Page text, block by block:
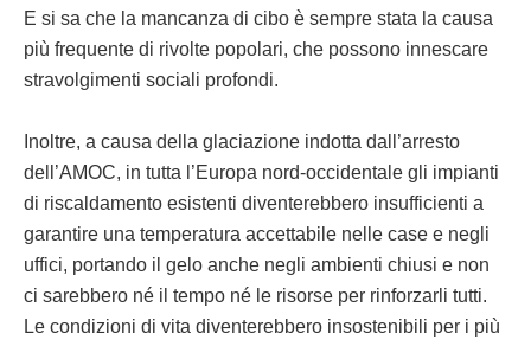
E si sa che la mancanza di cibo è sempre stata la causa
più frequente di rivolte popolari, che possono innescare
stravolgimenti sociali profondi.
Inoltre, a causa della glaciazione indotta dall’arresto
dell’AMOC, in tutta l’Europa nord-occidentale gli impianti
di riscaldamento esistenti diventerebbero insufficienti a
garantire una temperatura accettabile nelle case e negli
uffici, portando il gelo anche negli ambienti chiusi e non
ci sarebbero né il tempo né le risorse per rinforzarli tutti.
Le condizioni di vita diventerebbero insostenibili per i più